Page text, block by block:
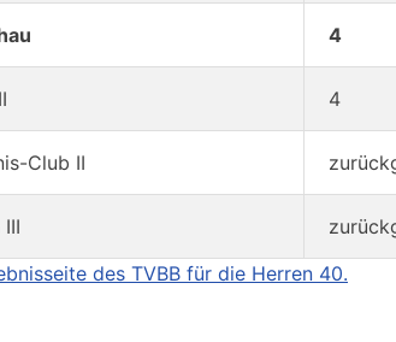
4
4
Club II
des TVBB für die Herren 40.